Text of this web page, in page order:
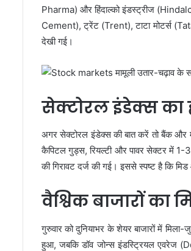
Pharma) और हिंदाल्को इंडस्ट्रीज
Cement), ट्रेंट (Trent), टाटा मोटर्स
देखी गई।
सेक्टोरल इंडेक्स का
अगर सेक्टोरल इंडेक्स की बात करें तो बैंक और
कैपिटल गुड्स, रियल्टी और पावर सेक्टर में 1-
की गिरावट दर्ज की गई। इससे स्पष्ट है कि
वैश्विक बाजारों
गुरुवार को दुनियाभर के शेयर बाजारों में
हुआ, जबकि डॉव जोन्स इंडस्ट्रियल एवरेज